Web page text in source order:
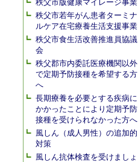
秩父市版健康マイレージ事業
秩父市若年がん患者ターミナ
ルケア在宅療養生活支援事業
秩父市食生活改善推進員協議
会
秩父郡市内委託医療機関以外
で定期予防接種を希望する方
へ
長期療養を必要とする疾病に
かかったことにより定期予防
接種を受けられなかった方へ
風しん（成人男性）の追加的
対策
風しん抗体検査を受けましょ